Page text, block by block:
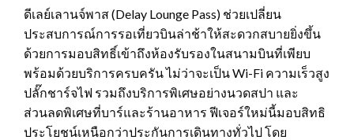
ดีเลย์เลานจ์พาส (Delay Lounge Pass) ช่วยเปลี่ยน
ประสบการณ์การรอเที่ยวบินล่าช้าให้สะดวกสบายยิ่งขึ้น
ด้วยการมอบสิทธิ์เข้าถึงห้องรับรองในสนามบินที่เพียบ
พร้อมด้วยบริการครบครัน ไม่ว่าจะเป็น Wi-Fi ความเร็วสูง
ปลั๊กชาร์จไฟ รวมถึงบริการพิเศษอย่างนวดสปา และ
ส่วนลดพิเศษที่บาร์และร้านอาหาร ฟีเจอร์ใหม่นี้มอบสิทธิ
ประโยชน์เหนือกว่าประกันการเดินทางทั่วไป โดย